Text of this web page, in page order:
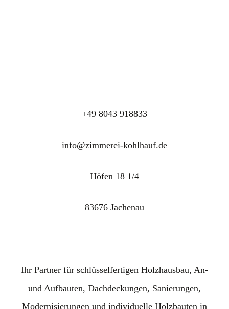
+49 8043 918833
info@zimmerei-kohlhauf.de
Höfen 18 1/4
83676 Jachenau
Ihr Partner für schlüsselfertigen Holzhausbau, An-
und Aufbauten, Dachdeckungen, Sanierungen,
Modernisierungen und individuelle Holzbauten in